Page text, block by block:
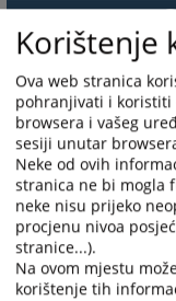
Prateći
Zakon o
Korištenje
Ova web stranica
pohranjivati i koristiti
browsera i vašeg
sesiji unutar
Neke od ovih
stranica ne bi mogla
neke nisu prijeko
procjenu nivoa
stranice...).
Na ovom mjestu
korištenje tih